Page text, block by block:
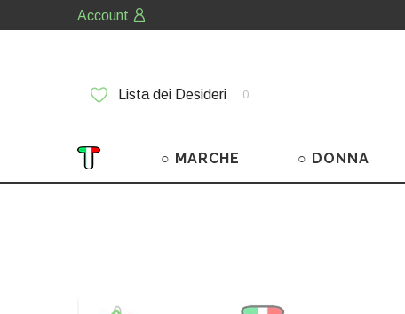
Account
Lista dei Desideri 0
○ MARCHE ○ DONNA